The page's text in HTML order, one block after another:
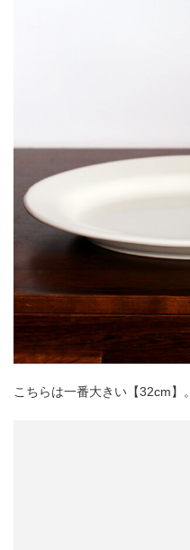
こちらは一番大きい【32cm】。